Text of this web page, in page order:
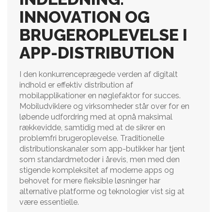
INNOVATION OG
BRUGEROPLEVELSE I
APP-DISTRIBUTION
I den konkurrenceprægede verden af digitalt
indhold er effektiv distribution af
mobilapplikationer en nøglefaktor for succes.
Mobiludviklere og virksomheder står over for en
løbende udfordring med at opnå maksimal
rækkevidde, samtidig med at de sikrer en
problemfri brugeroplevelse. Traditionelle
distributionskanaler som app-butikker har tjent
som standardmetoder i årevis, men med den
stigende kompleksitet af moderne apps og
behovet for mere fleksible løsninger har
alternative platforme og teknologier vist sig at
være essentielle.